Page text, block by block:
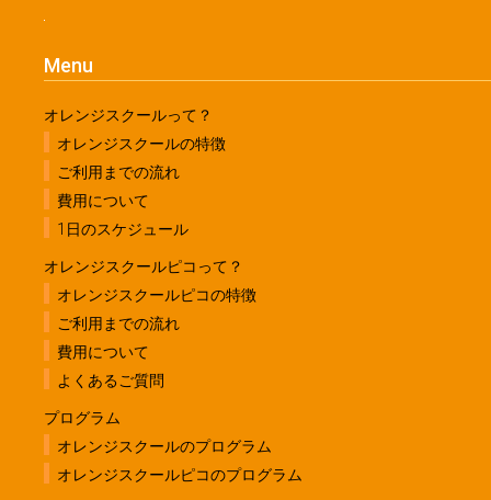
Menu
オレンジスクールって？
オレンジスクールの特徴
ご利用までの流れ
費用について
1日のスケジュール
オレンジスクールピコって？
オレンジスクールピコの特徴
ご利用までの流れ
費用について
よくあるご質問
プログラム
オレンジスクールのプログラム
オレンジスクールピコのプログラム